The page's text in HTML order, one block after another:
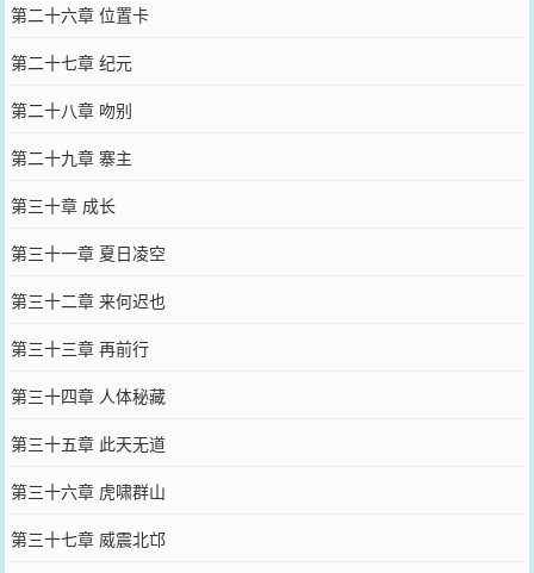
第二十六章 位置卡
第二十七章 纪元
第二十八章 吻别
第二十九章 寨主
第三十章 成长
第三十一章 夏日凌空
第三十二章 来何迟也
第三十三章 再前行
第三十四章 人体秘藏
第三十五章 此天无道
第三十六章 虎啸群山
第三十七章 威震北邙